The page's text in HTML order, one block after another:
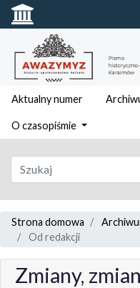
Aktualny numer
O czasopiśmie
Strona domowa
Od redakcji
Zmiany,